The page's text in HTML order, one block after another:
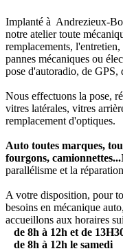
Implanté à Andrezieux-
notre atelier toute
remplacements,
pannes mécaniques ou
pose d'autoradio, de GPS,
Nous effectuons la pose,
vitres latérales, vitres
remplacement d'optiques.
Auto toutes marques,
fourgons, camionnettes...
parallélisme et la
A votre disposition, pour
besoins en mécanique
accueillons aux horaires
de 8h à 12h et de
de 8h à 12h le samedi